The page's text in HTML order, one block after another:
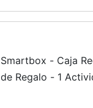
Smartbox - Caja
de Regalo - 1